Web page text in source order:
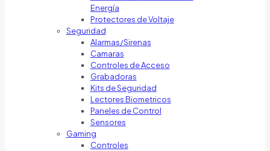
Energía
Protectores de Voltaje
Seguridad
Alarmas/Sirenas
Camaras
Controles de Acceso
Grabadoras
Kits de Seguridad
Lectores Biometricos
Paneles de Control
Sensores
Gaming
Controles